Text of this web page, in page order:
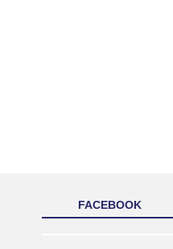
FACEBOOK